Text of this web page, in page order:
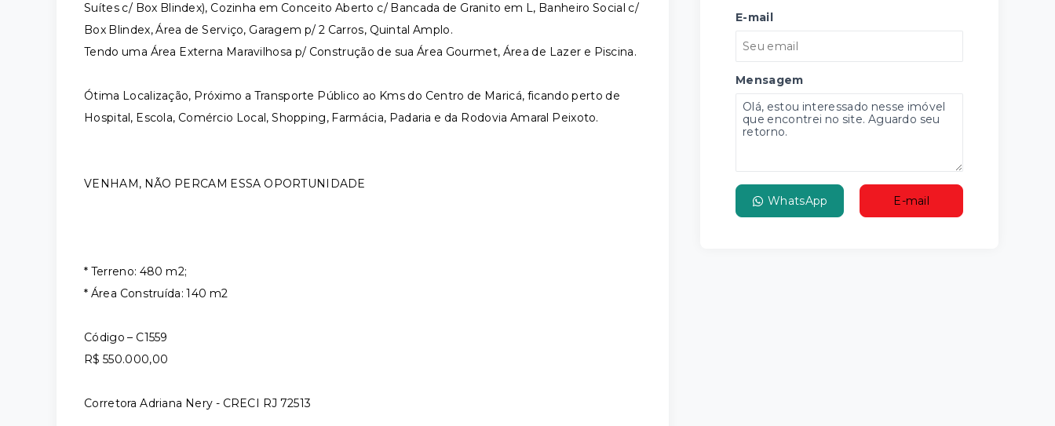
Suítes c/ Box Blindex), Cozinha em Conceito Aberto c/ Bancada de Granito em L, Banheiro Social c/
Box Blindex, Área de Serviço, Garagem p/ 2 Carros, Quintal Amplo.
Tendo uma Área Externa Maravilhosa p/ Construção de sua Área Gourmet, Área de Lazer e Piscina.
Ótima Localização, Próximo a Transporte Público ao Kms do Centro de Maricá, ficando perto de
Hospital, Escola, Comércio Local, Shopping, Farmácia, Padaria e da Rodovia Amaral Peixoto.
VENHAM, NÃO PERCAM ESSA OPORTUNIDADE
* Terreno: 480 m2;
* Área Construída: 140 m2
Código – C1559
R$ 550.000,00
Corretora Adriana Nery - CRECI RJ 72513
E-mail
Mensagem
WhatsApp E-mail